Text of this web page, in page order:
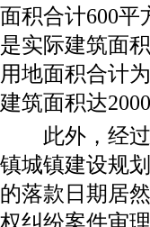
面积合计600平
是实际建筑面
用地面积合计
建筑面积达
此外，经过
镇城镇建设规
的落款日期居
权纠纷案件审